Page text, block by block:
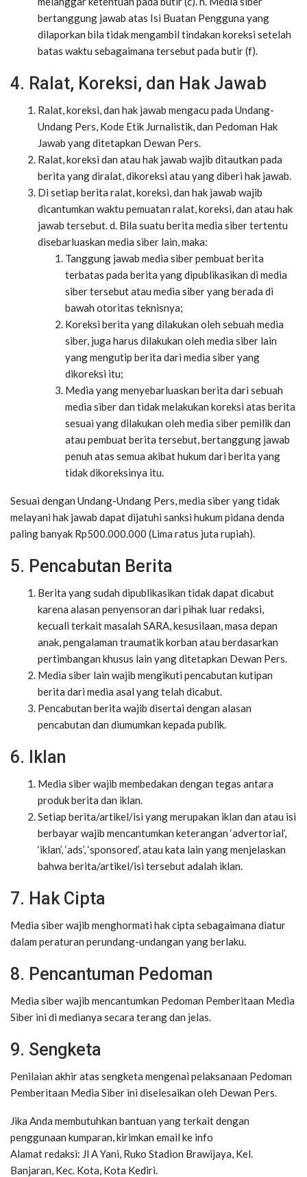
bertanggung jawab atas Isi Buatan Pengguna yang
dilaporkan bila tidak mengambil tindakan koreksi setelah
batas waktu sebagaimana tersebut pada butir (f).
4. Ralat, Koreksi, dan Hak Jawab
Ralat, koreksi, dan hak jawab mengacu pada Undang-
Undang Pers, Kode Etik Jurnalistik, dan Pedoman Hak
Jawab yang ditetapkan Dewan Pers.
Ralat, koreksi dan atau hak jawab wajib ditautkan pada
berita yang diralat, dikoreksi atau yang diberi hak jawab.
Di setiap berita ralat, koreksi, dan hak jawab wajib
dicantumkan waktu pemuatan ralat, koreksi, dan atau hak
jawab tersebut. d. Bila suatu berita media siber tertentu
disebarluaskan media siber lain, maka:
Tanggung jawab media siber pembuat berita
terbatas pada berita yang dipublikasikan di media
siber tersebut atau media siber yang berada di
bawah otoritas teknisnya;
Koreksi berita yang dilakukan oleh sebuah media
siber, juga harus dilakukan oleh media siber lain
yang mengutip berita dari media siber yang
dikoreksi itu;
Media yang menyebarluaskan berita dari sebuah
media siber dan tidak melakukan koreksi atas berita
sesuai yang dilakukan oleh media siber pemilik dan
atau pembuat berita tersebut, bertanggung jawab
penuh atas semua akibat hukum dari berita yang
tidak dikoreksinya itu.
Sesuai dengan Undang-Undang Pers, media siber yang tidak
melayani hak jawab dapat dijatuhi sanksi hukum pidana denda
paling banyak Rp500.000.000 (Lima ratus juta rupiah).
5. Pencabutan Berita
Berita yang sudah dipublikasikan tidak dapat dicabut
karena alasan penyensoran dari pihak luar redaksi,
kecuali terkait masalah SARA, kesusilaan, masa depan
anak, pengalaman traumatik korban atau berdasarkan
pertimbangan khusus lain yang ditetapkan Dewan Pers.
Media siber lain wajib mengikuti pencabutan kutipan
berita dari media asal yang telah dicabut.
Pencabutan berita wajib disertai dengan alasan
pencabutan dan diumumkan kepada publik.
6. Iklan
Media siber wajib membedakan dengan tegas antara
produk berita dan iklan.
Setiap berita/artikel/isi yang merupakan iklan dan atau isi
berbayar wajib mencantumkan keterangan ‘advertorial’,
‘iklan’, ‘ads’, ‘sponsored’, atau kata lain yang menjelaskan
bahwa berita/artikel/isi tersebut adalah iklan.
7. Hak Cipta
Media siber wajib menghormati hak cipta sebagaimana diatur
dalam peraturan perundang-undangan yang berlaku.
8. Pencantuman Pedoman
Media siber wajib mencantumkan Pedoman Pemberitaan Media
Siber ini di medianya secara terang dan jelas.
9. Sengketa
Penilaian akhir atas sengketa mengenai pelaksanaan Pedoman
Pemberitaan Media Siber ini diselesaikan oleh Dewan Pers.
Jika Anda membutuhkan bantuan yang terkait dengan
penggunaan kumparan, kirimkan email ke info
Alamat redaksi: Jl A Yani, Ruko Stadion Brawijaya, Kel.
Banjaran, Kec. Kota, Kota Kediri.